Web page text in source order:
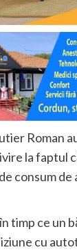
Roman
la faptul
consum de
ce un
cu